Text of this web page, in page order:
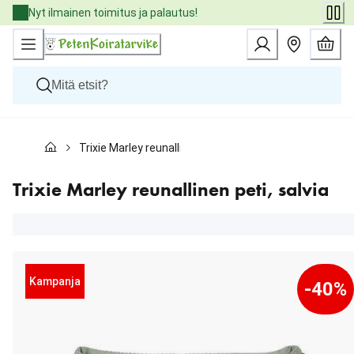
Skip
to
Content
Nyt ilmainen toimitus ja palautus!
Kissat
Eläinlääkäriruoat
Tuotemerkit
Trixie Marley reunallinen peti, salvia
Trixie Marley reunallinen peti, salvia
Kampanja -40%